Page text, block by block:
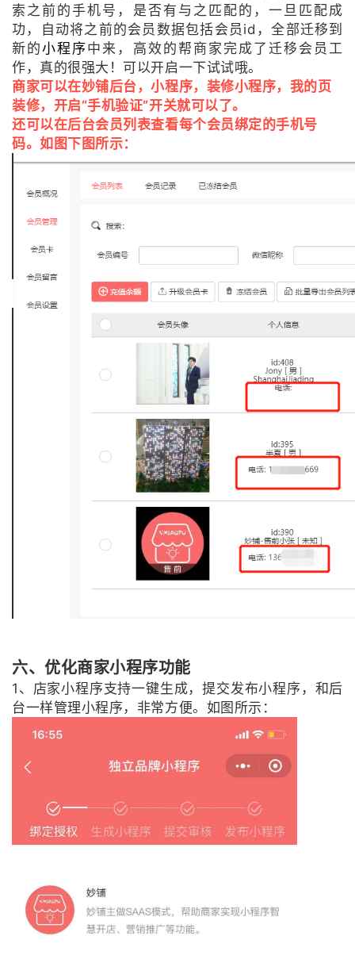
索之前的手机号，是否有与之匹配的，一旦匹配成
功，自动将之前的会员数据包括会员id，全部迁移到
新的小程序中来，高效的帮商家完成了迁移会员工
作，真的很强大！可以开启一下试试哦。
商家可以在妙铺后台，小程序，装修小程序，我的页
装修，开启“手机验证”开关就可以了。
还可以在后台会员列表查看每个会员绑定的手机号
码。如图下图所示：
六、优化商家小程序功能
1、店家小程序支持一键生成，提交发布小程序，和后
台一样管理小程序，非常方便。如图所示：